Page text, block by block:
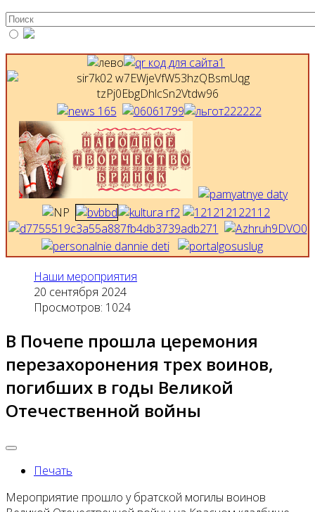
Наши мероприятия
20 сентября 2024
Просмотров: 1024
В Почепе прошла церемония
перезахоронения трех воинов,
погибших в годы Великой
Отечественной войны
Печать
Мероприятие прошло у братской могилы воинов